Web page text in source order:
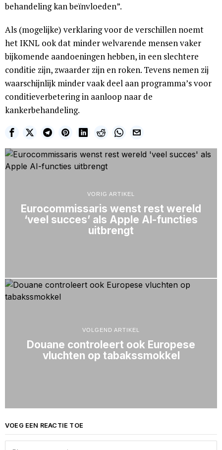
behandeling kan beïnvloeden”.
Als (mogelijke) verklaring voor de verschillen noemt
het IKNL ook dat minder welvarende mensen vaker
bijkomende aandoeningen hebben, in een slechtere
conditie zijn, zwaarder zijn en roken. Tevens nemen zij
waarschijnlijk minder vaak deel aan programma’s voor
conditieverbetering in aanloop naar de
kankerbehandeling.
VORIG ARTIKEL
Eurocommissaris wenst rest wereld
‘veel succes’ als Apple AI-functies
uitbrengt
VOLGEND ARTIKEL
Douane controleert ook Europese
vluchten op tabakssmokkel
VOEG EEN REACTIE TOE